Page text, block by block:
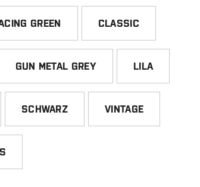
GREEN CLASSIC
GUN METAL GREY LILA
SCHWARZ VINTAGE